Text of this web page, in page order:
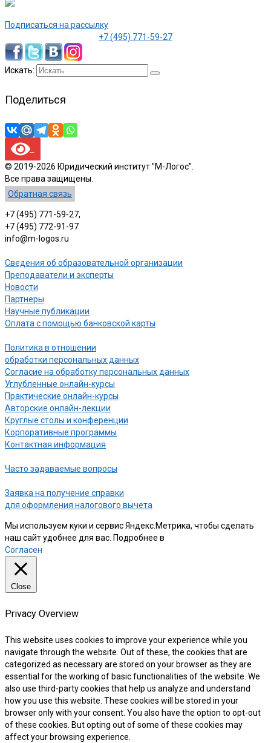
Подписаться на рассылку
+7 (495) 771-59-27
Искать:
Поделиться
© 2019-2026 Юридический институт "М-Логос".
Все права защищены.
Обратная связь
+7 (495) 771-59-27,
+7 (495) 772-91-97
info@m-logos.ru
Сведения об образовательной организации
Преподаватели и эксперты
Новости
Партнеры
Научные публикации
Оплата с помощью банковской карты
Политика в отношении
обработки персональных данных
Согласие на обработку персональных данных
Углубленные онлайн-курсы
Практические онлайн-курсы
Авторские онлайн-лекции
Круглые столы и конференции
Корпоративные программы
Контактная информация
Часто задаваемые вопросы
Заявка на получение справки
для оформления налогового вычета
Мы используем куки и сервис Яндекс.Метрика, чтобы сделать
наш сайт удобнее для вас. Подробнее в
Согласен
Close
Privacy Overview
This website uses cookies to improve your experience while you
navigate through the website. Out of these, the cookies that are
categorized as necessary are stored on your browser as they are
essential for the working of basic functionalities of the website. We
also use third-party cookies that help us analyze and understand
how you use this website. These cookies will be stored in your
browser only with your consent. You also have the option to opt-out
of these cookies. But opting out of some of these cookies may
affect your browsing experience.